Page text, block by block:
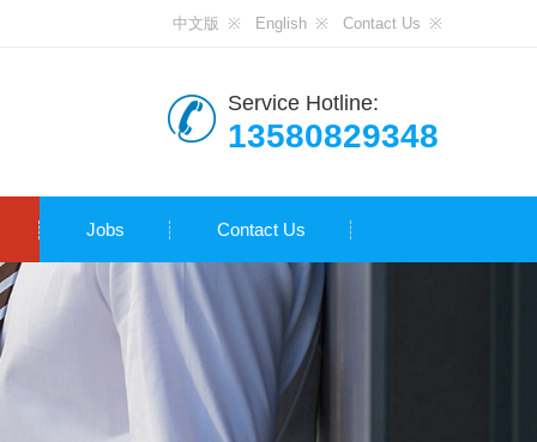
中文版 English Contact Us
Service Hotline:
13580829348
Jobs Contact Us